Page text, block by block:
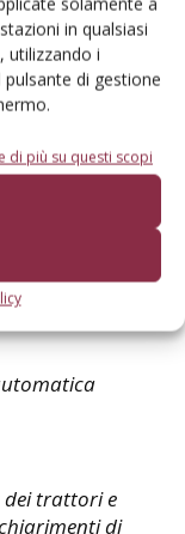
in qualsiasi
utilizzando i
di gestione
di più su questi scopi
innovazione
dei trattori e
di